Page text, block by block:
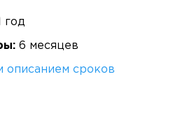
год
6 месяцев
описанием сроков